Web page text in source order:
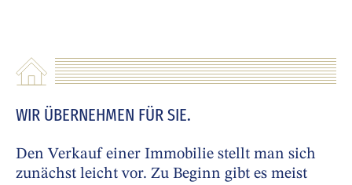
WIR ÜBERNEHMEN FÜR SIE.
Den Verkauf einer Immobilie stellt man sich
zunächst leicht vor. Zu Beginn gibt es meist